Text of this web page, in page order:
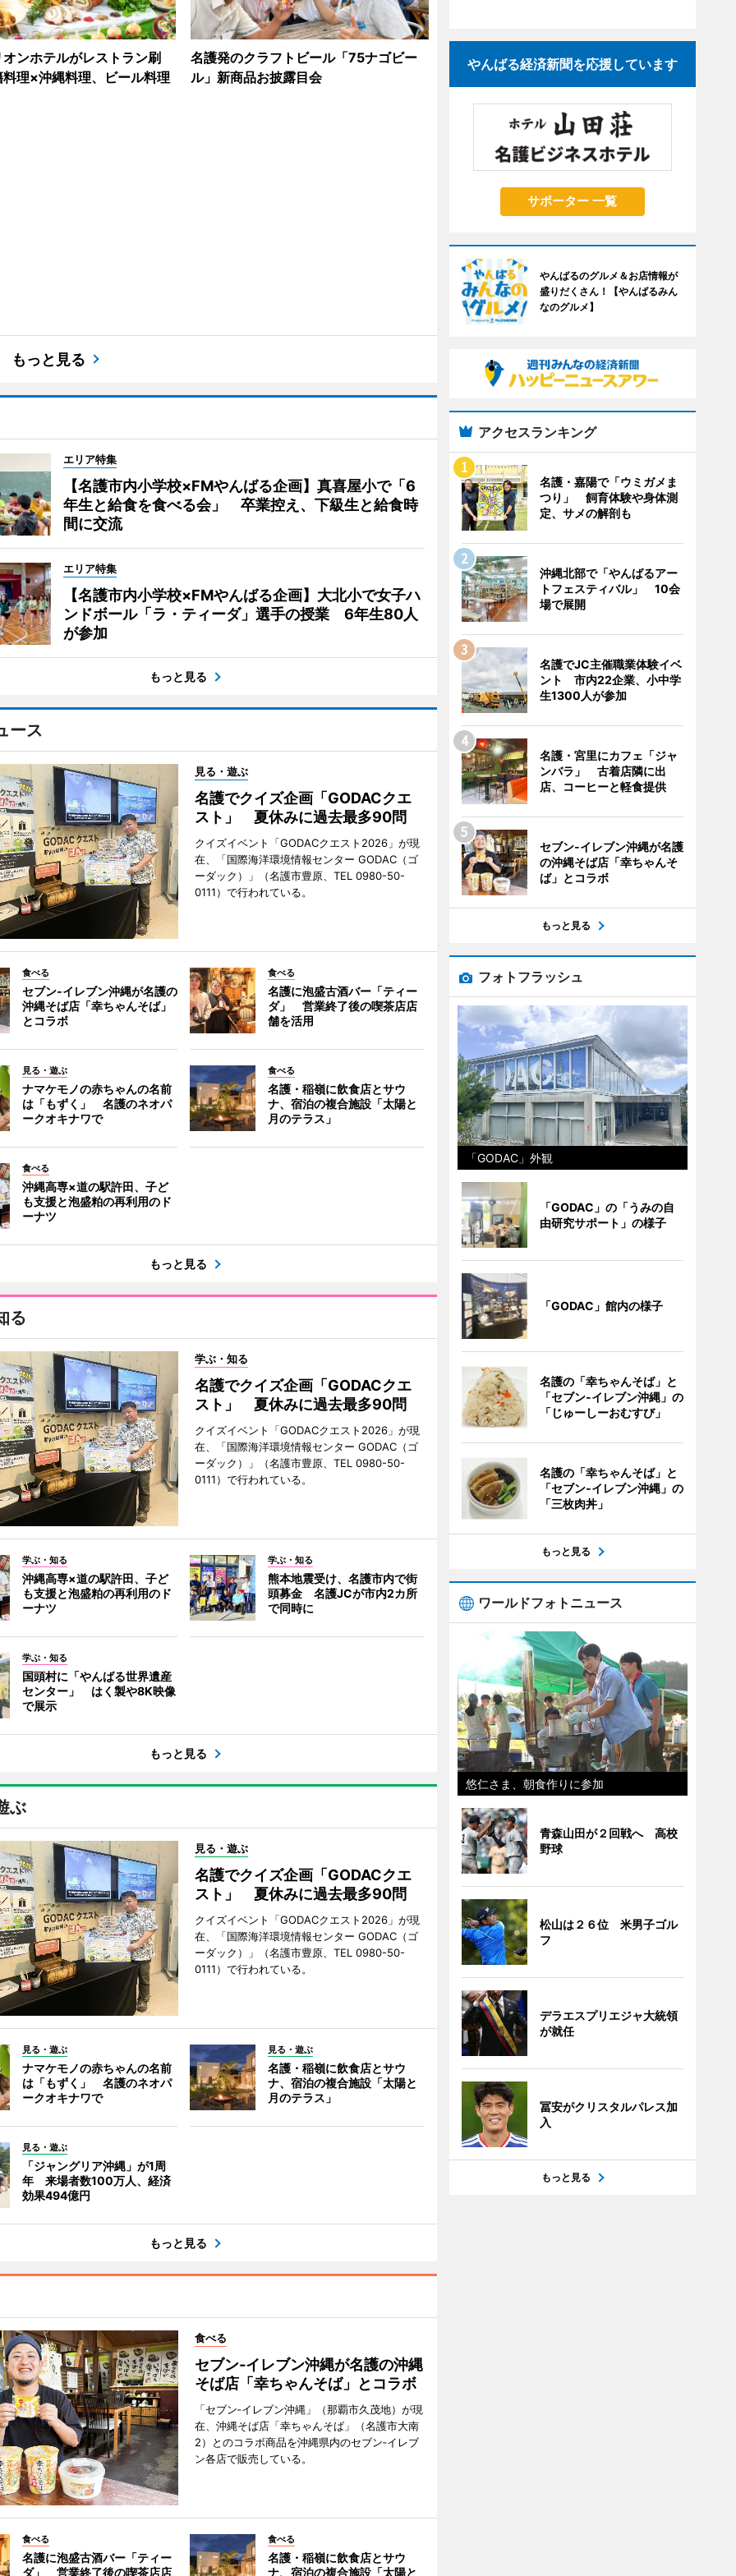
ンホテルがレストラン刷
理×沖縄料理、ビール料理
名護発のクラフトビール「75ナゴビー
ル」新商品お披露目会
もっと見る
エリア特集
【名護市内小学校×FMやんばる企画】真喜屋小で「6
年生と給食を食べる会」 卒業控え、下級生と給食時
間に交流
エリア特集
【名護市内小学校×FMやんばる企画】大北小で女子ハ
ンドボール「ラ・ティーダ」選手の授業 6年生80人
が参加
もっと見る
ース
見る・遊ぶ
名護でクイズ企画「GODACクエ
スト」 夏休みに過去最多90問
クイズイベント「GODACクエスト2026」が現
在、「国際海洋環境情報センター GODAC（ゴ
ーダック）」（名護市豊原、TEL 0980-50-
0111）で行われている。
食べる
セブン‐イレブン沖縄が名護の
沖縄そば店「幸ちゃんそば」
とコラボ
食べる
名護に泡盛古酒バー「ティー
ダ」 営業終了後の喫茶店店
舗を活用
見る・遊ぶ
ナマケモノの赤ちゃんの名前
は「もずく」 名護のネオパ
ークオキナワで
食べる
名護・稲嶺に飲食店とサウ
ナ、宿泊の複合施設「太陽と
月のテラス」
食べる
沖縄高専×道の駅許田、子ど
も支援と泡盛粕の再利用のド
ーナツ
もっと見る
る
学ぶ・知る
名護でクイズ企画「GODACクエ
スト」 夏休みに過去最多90問
クイズイベント「GODACクエスト2026」が現
在、「国際海洋環境情報センター GODAC（ゴ
ーダック）」（名護市豊原、TEL 0980-50-
0111）で行われている。
学ぶ・知る
沖縄高専×道の駅許田、子ど
も支援と泡盛粕の再利用のド
ーナツ
学ぶ・知る
熊本地震受け、名護市内で街
頭募金 名護JCが市内2カ所
で同時に
学ぶ・知る
国頭村に「やんばる世界遺産
センター」 はく製や8K映像
で展示
もっと見る
ぶ
見る・遊ぶ
名護でクイズ企画「GODACクエ
スト」 夏休みに過去最多90問
クイズイベント「GODACクエスト2026」が現
在、「国際海洋環境情報センター GODAC（ゴ
ーダック）」（名護市豊原、TEL 0980-50-
0111）で行われている。
見る・遊ぶ
ナマケモノの赤ちゃんの名前
は「もずく」 名護のネオパ
ークオキナワで
見る・遊ぶ
名護・稲嶺に飲食店とサウ
ナ、宿泊の複合施設「太陽と
月のテラス」
見る・遊ぶ
「ジャングリア沖縄」が1周
年 来場者数100万人、経済
効果494億円
もっと見る
食べる
セブン‐イレブン沖縄が名護の沖縄
そば店「幸ちゃんそば」とコラボ
「セブン‐イレブン沖縄」（那覇市久茂地）が現
在、沖縄そば店「幸ちゃんそば」（名護市大南
2）とのコラボ商品を沖縄県内のセブン‐イレブ
ン各店で販売している。
食べる
名護に泡盛古酒バー「ティー
ダ」 営業終了後の喫茶店店
食べる
名護・稲嶺に飲食店とサウ
ナ、宿泊の複合施設「太陽と
やんばる経済新聞を応援しています
サポーター 一覧
やんばるのグルメ＆お店情報が
盛りだくさん！【やんばるみん
なのグルメ】
アクセスランキング
名護・嘉陽で「ウミガメま
つり」 飼育体験や身体測
定、サメの解剖も
沖縄北部で「やんばるアー
トフェスティバル」 10会
場で展開
名護でJC主催職業体験イベ
ント 市内22企業、小中学
生1300人が参加
名護・宮里にカフェ「ジャ
ンバラ」 古着店隣に出
店、コーヒーと軽食提供
セブン‐イレブン沖縄が名護
の沖縄そば店「幸ちゃんそ
ば」とコラボ
もっと見る
フォトフラッシュ
「GODAC」外観
「GODAC」の「うみの自
由研究サポート」の様子
「GODAC」館内の様子
名護の「幸ちゃんそば」と
「セブン‐イレブン沖縄」の
「じゅーしーおむすび」
名護の「幸ちゃんそば」と
「セブン‐イレブン沖縄」の
「三枚肉丼」
もっと見る
ワールドフォトニュース
悠仁さま、朝食作りに参加
青森山田が２回戦へ 高校
野球
松山は２６位 米男子ゴル
フ
デラエスプリエジャ大統領
が就任
冨安がクリスタルパレス加
入
もっと見る